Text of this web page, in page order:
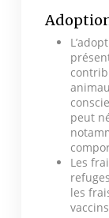
peut
Les
les